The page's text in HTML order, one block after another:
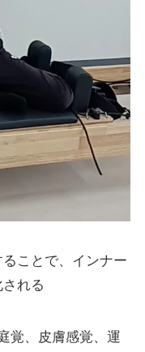
ことで、インナー
れる
覚、皮膚感覚、運